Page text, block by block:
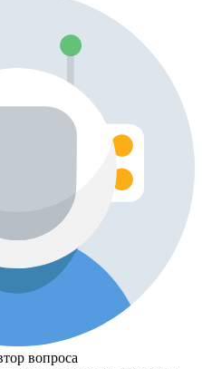
вопроса